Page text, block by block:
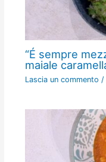
“É sempre
maiale
Lascia un commento /